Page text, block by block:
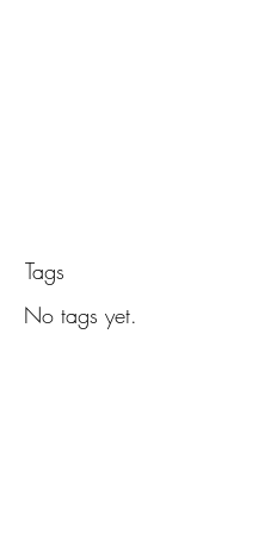
Tags
No tags yet.